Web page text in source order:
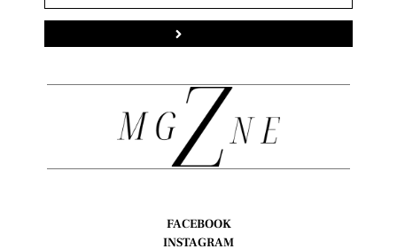
FACEBOOK
INSTAGRAM